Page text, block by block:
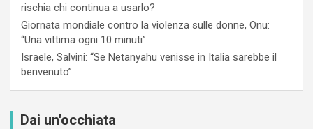
rischia chi continua a usarlo?
Giornata mondiale contro la violenza sulle donne, Onu:
“Una vittima ogni 10 minuti”
Israele, Salvini: “Se Netanyahu venisse in Italia sarebbe il
benvenuto”
Dai un'occhiata